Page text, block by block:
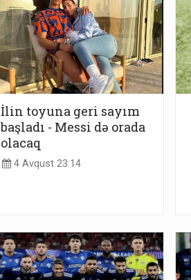
İlin toyuna geri sayım
başladı - Messi də orada
olacaq
4 Avqust 23:14